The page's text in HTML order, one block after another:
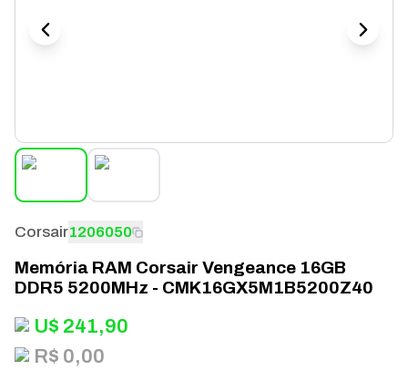
Corsair1206050
Memória RAM Corsair Vengeance 16GB
DDR5 5200MHz - CMK16GX5M1B5200Z40
U$ 241,90
R$ 0,00